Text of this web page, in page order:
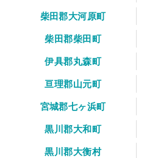
柴田郡大河原町
柴田郡柴田町
伊具郡丸森町
亘理郡山元町
宮城郡七ヶ浜町
黒川郡大和町
黒川郡大衡村